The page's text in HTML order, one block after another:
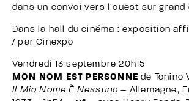
dans un convoi vers l’ouest sur grand
Dans la hall du cinéma : exposition
/ par Cinexpo
Vendredi 13 septembre 20h15
MON NOM EST PERSONNE de Tonino
Il Mio Nome È Nessuno – Allemagne,